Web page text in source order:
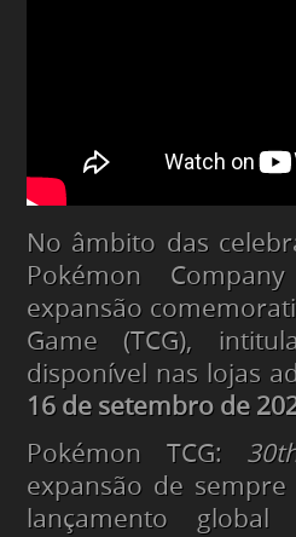
No âmbito das
Pokémon
expansão
Game (TCG),
disponível nas lojas
16 de setembro de
Pokémon TCG:
expansão de
lançamento